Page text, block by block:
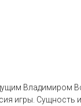
игры. Сущность